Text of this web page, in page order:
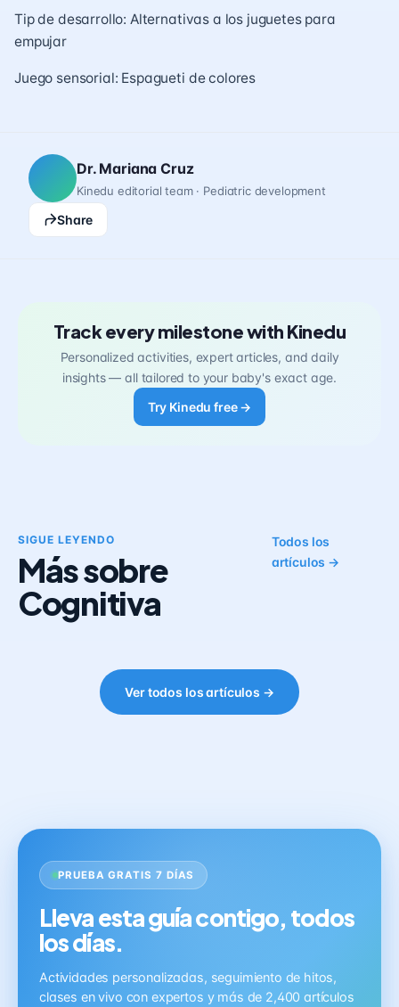
Tip de desarrollo: Alternativas a los juguetes para
empujar
Juego sensorial: Espagueti de colores
Dr. Mariana Cruz
Kinedu editorial team · Pediatric development
Share
Track every milestone with Kinedu
Personalized activities, expert articles, and daily
insights — all tailored to your baby's exact age.
Try Kinedu free →
SIGUE LEYENDO
Más sobre
Cognitiva
Todos los
artículos →
Ver todos los artículos →
PRUEBA GRATIS 7 DÍAS
Lleva esta guía contigo, todos
los días.
Actividades personalizadas, seguimiento de hitos,
clases en vivo con expertos y más de 2,400 artículos